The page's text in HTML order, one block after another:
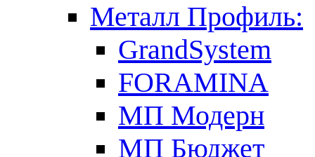
Металл Профиль:
GrandSystem
FORAMINA
МП Модерн
МП Бюджет